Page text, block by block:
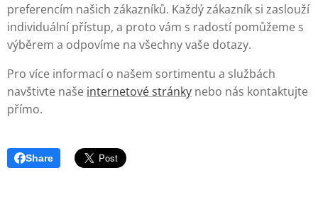
preferencím našich zákazníků. Každý zákazník si zaslouží
individuální přístup, a proto vám s radostí pomůžeme s
výběrem a odpovíme na všechny vaše dotazy.
Pro více informací o našem sortimentu a službách
navštivte naše internetové stránky nebo nás kontaktujte
přímo.
Share